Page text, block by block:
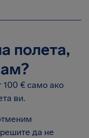
полета,
€ само ако
ви.
да не